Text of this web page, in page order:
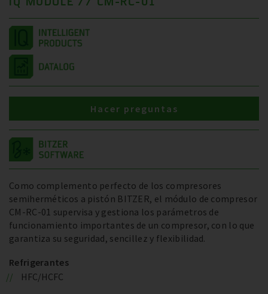
Como complemento perfecto de los compresores
semiherméticos a pistón BITZER, el módulo de compresor
CM-RC-01 supervisa y gestiona los parámetros de
funcionamiento importantes de un compresor, con lo que
garantiza su seguridad, sencillez y flexibilidad.
Refrigerantes
HFC/HCFC
Hacer preguntas